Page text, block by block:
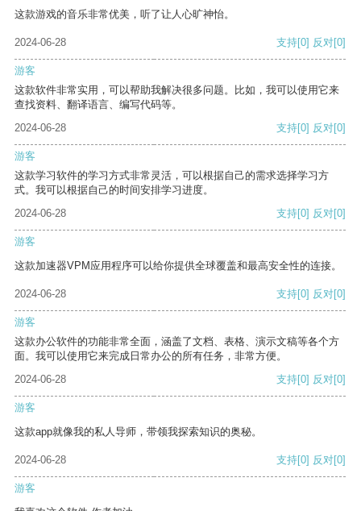
这款游戏的音乐非常优美，听了让人心旷神怡。
2024-06-28 支持[0] 反对[0]
游客
这款软件非常实用，可以帮助我解决很多问题。比如，我可以使用它来
查找资料、翻译语言、编写代码等。
2024-06-28
支持[0] 反对[0]
游客
这款学习软件的学习方式非常灵活，可以根据自己的需求选择学习方
式。我可以根据自己的时间安排学习进度。
2024-06-28
支持[0] 反对[0]
游客
这款加速器VPM应用程序可以给你提供全球覆盖和最高安全性的连接。
2024-06-28 支持[0] 反对[0]
游客
这款办公软件的功能非常全面，涵盖了文档、表格、演示文稿等各个方
面。我可以使用它来完成日常办公的所有任务，非常方便。
2024-06-28
支持[0] 反对[0]
游客
这款app就像我的私人导师，带领我探索知识的奥秘。
2024-06-28 支持[0] 反对[0]
游客